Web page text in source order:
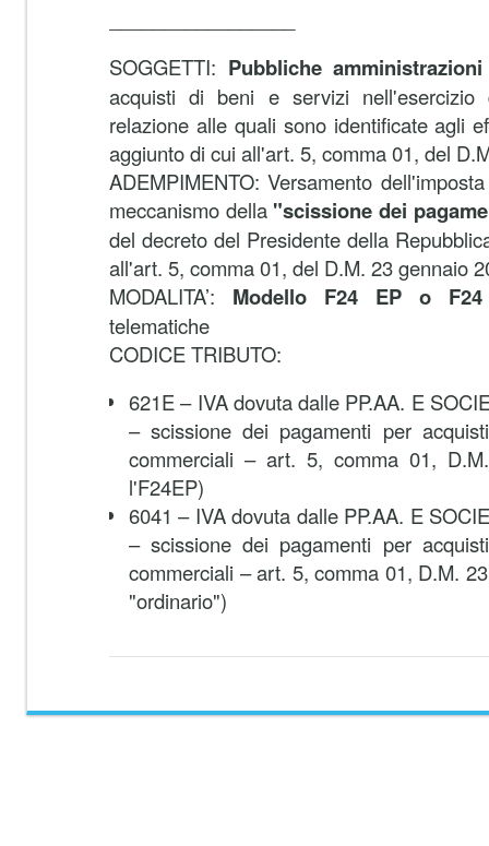
SOGGETTI: Pubbliche
acquisti di beni e servizi nell'esercizio
relazione alle quali sono identificate agli
aggiunto di cui all'art. 5, comma 01, del
ADEMPIMENTO: Versamento
meccanismo della"scissione dei
del decreto del Presidente della
all'art. 5, comma 01, del D.M. 23 gennaio
MODALITA’: Modello F24 EP o F24
telematiche
CODICE TRIBUTO:
621E – IVA dovuta dalle PP.AA. E
– scissione dei pagamenti per
commerciali – art. 5, comma 01,
l'F24EP)
6041 – IVA dovuta dalle PP.AA. E
– scissione dei pagamenti per
commerciali – art. 5, comma 01, D.M.
"ordinario")